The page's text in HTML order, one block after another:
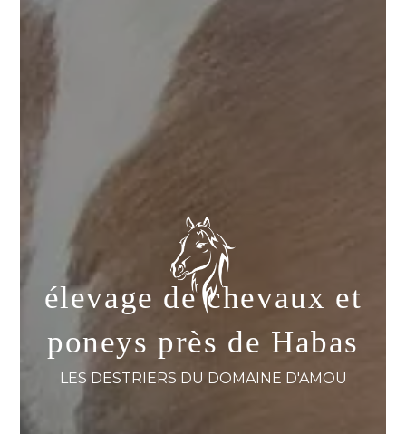
élevage de chevaux et
poneys près de Habas
LES DESTRIERS DU DOMAINE D'AMOU